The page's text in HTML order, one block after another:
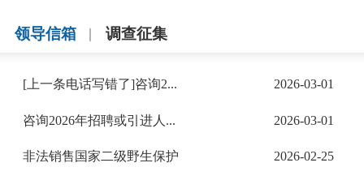
领导信箱 调查征集
[上一条电话写错了]咨询2... 2026-03-01
咨询2026年招聘或引进人... 2026-03-01
非法销售国家二级野生保护 2026-02-25